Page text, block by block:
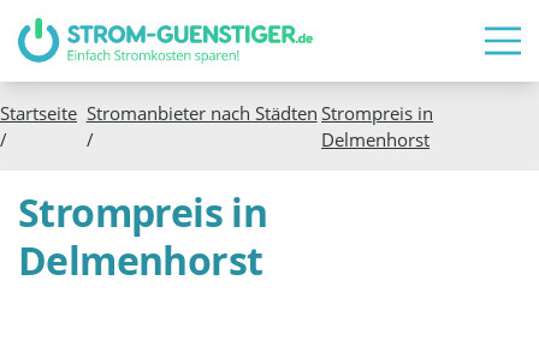
Startseite
/
Stromanbieter nach Städten
/
Strompreis in
Delmenhorst
Strompreis in
Delmenhorst